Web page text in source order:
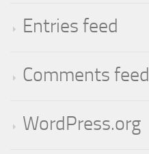
Entries feed
Comments feed
WordPress.org